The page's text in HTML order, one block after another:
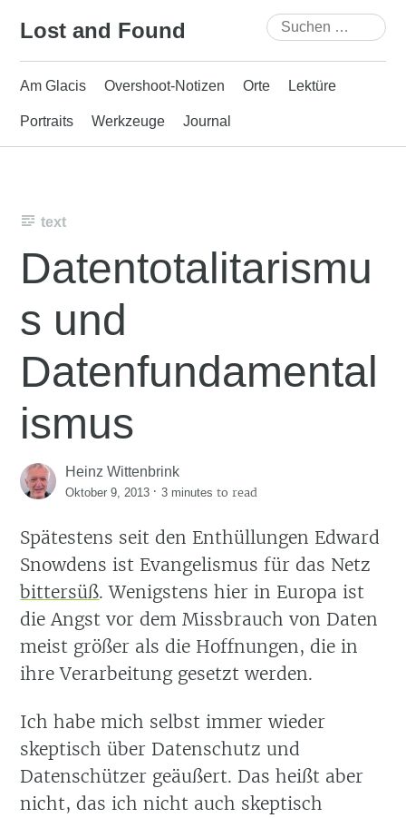
Lost and Found
Suchen
nach:
Am Glacis Overshoot-Notizen Orte Lektüre
Portraits Werkzeuge Journal
text
Datentotalitarismu
s und
Datenfundamental
ismus
Heinz Wittenbrink
Oktober 9, 2013 ·3 minutes to read
Spätestens seit den Enthüllungen Edward
Snowdens ist Evangelismus für das Netz
bittersüß. Wenigstens hier in Europa ist
die Angst vor dem Missbrauch von Daten
meist größer als die Hoffnungen, die in
ihre Verarbeitung gesetzt werden.
Ich habe mich selbst immer wieder
skeptisch über Datenschutz und
Datenschützer geäußert. Das heißt aber
nicht, das ich nicht auch skeptisch